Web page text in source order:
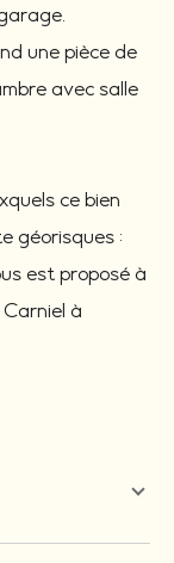
une pièce de
avec salle
ce bien
géorisques :
est proposé à
à